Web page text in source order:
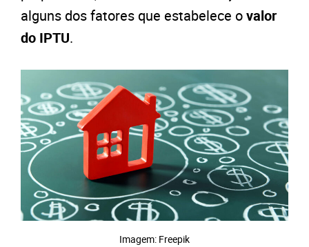
alguns dos fatores que estabelece ovalor
do IPTU.
Imagem: Freepik